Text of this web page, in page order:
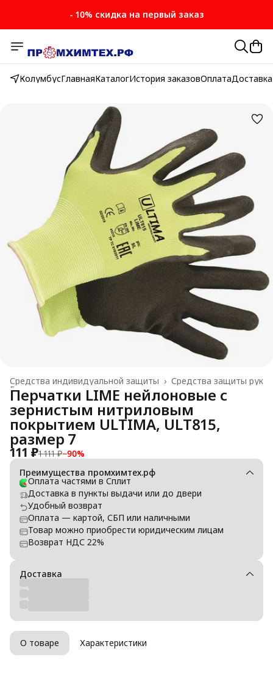
- 10% скидка на первый заказ
КолумбусГлавнаяКаталогИстория заказовОплатаДоставка
Средства защиты рук
Средства индивидуальной защиты ›
Главная
Перчатки LIME нейлоновые с
зернистым нитриловым
покрытием ULTIMA, ULT815,
размер 7
111 ₽1 111 ₽−90%
Преимущества промхимтех.рф
Оплата частями в Сплит
Доставка в пункты выдачи или до двери
Удобный возврат
Оплата — картой, СБП или наличными
Товар можно приобрести юридическим лицам
Возврат НДС 22%
Доставка
О товаре Характеристики